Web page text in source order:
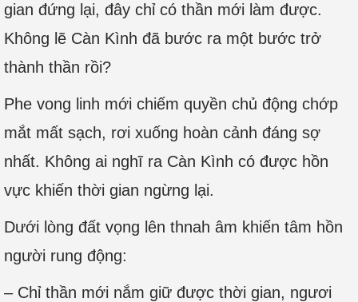
gian đứng lại, đây chỉ có thần mới làm được.
Không lẽ Càn Kình đã bước ra một bước trở
thành thần rồi?
Phe vong linh mới chiếm quyền chủ động chớp
mắt mất sạch, rơi xuống hoàn cảnh đáng sợ
nhất. Không ai nghĩ ra Càn Kình có được hồn
vực khiến thời gian ngừng lại.
Dưới lòng đất vọng lên thnah âm khiến tâm hồn
người rung động:
– Chỉ thần mới nắm giữ được thời gian, ngươi